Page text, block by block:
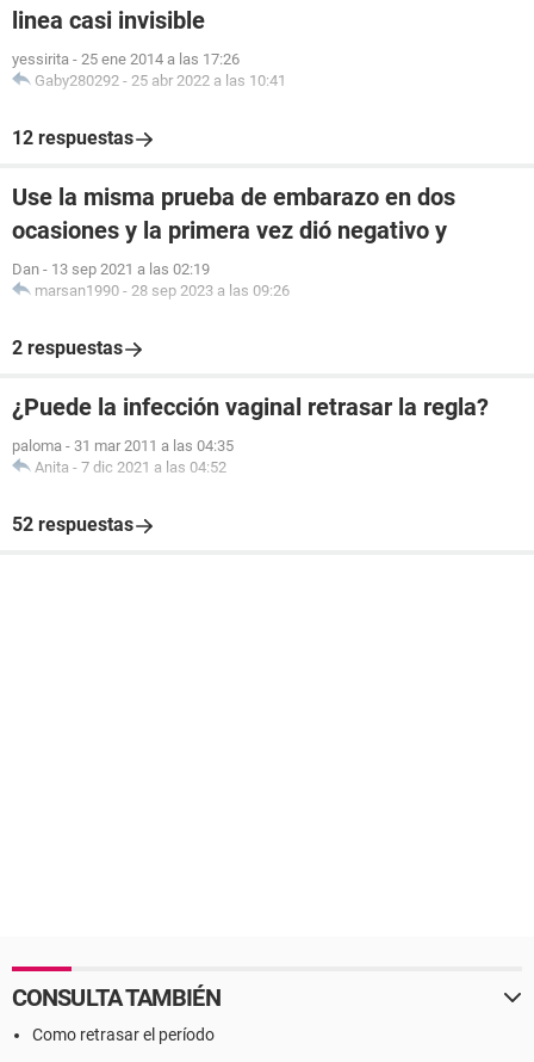
linea casi invisible
yessirita - 25 ene 2014 a las 17:26
Gaby280292 - 25 abr 2022 a las 10:41
12 respuestas
Use la misma prueba de embarazo en dos
ocasiones y la primera vez dió negativo y
Dan - 13 sep 2021 a las 02:19
marsan1990 - 28 sep 2023 a las 09:26
2 respuestas
¿Puede la infección vaginal retrasar la regla?
paloma - 31 mar 2011 a las 04:35
Anita - 7 dic 2021 a las 04:52
52 respuestas
CONSULTA TAMBIÉN
Como retrasar el período